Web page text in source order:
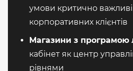
умови критично
корпоративних клієнтів
Магазини з програмою
кабінет як центр
рівнями